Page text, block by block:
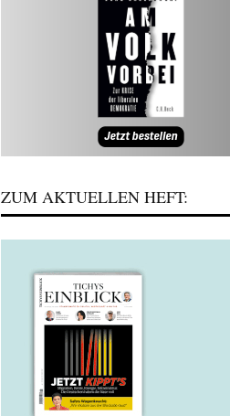
ZUM AKTUELLEN HEFT: